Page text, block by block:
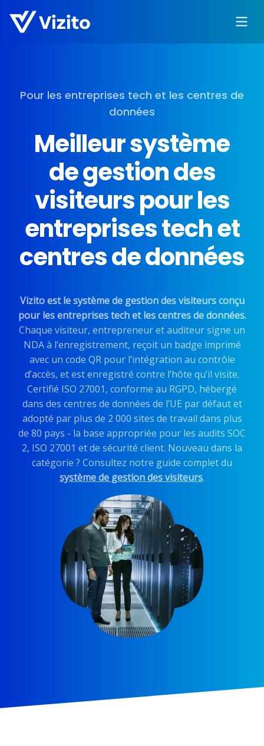
Pour les entreprises tech et les centres de
données
Meilleur système
de gestion des
visiteurs pour les
entreprises tech et
centres de données
Vizito est le système de gestion des visiteurs conçu
pour les entreprises tech et les centres de données.
Chaque visiteur, entrepreneur et auditeur signe un
NDA à l’enregistrement, reçoit un badge imprimé
avec un code QR pour l’intégration au contrôle
d’accès, et est enregistré contre l’hôte qu’il visite.
Certifié ISO 27001, conforme au RGPD, hébergé
dans des centres de données de l’UE par défaut et
adopté par plus de 2 000 sites de travail dans plus
de 80 pays - la base appropriée pour les audits SOC
2, ISO 27001 et de sécurité client. Nouveau dans la
catégorie ? Consultez notre guide complet du
système de gestion des visiteurs.